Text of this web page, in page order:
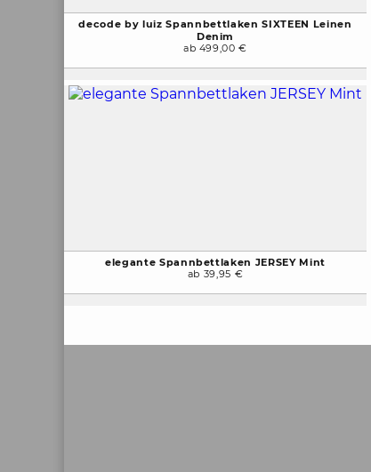
decode by luiz Spannbettlaken SIXTEEN Leinen
Denim
ab 499,00 €
elegante Spannbettlaken JERSEY Mint
ab 39,95 €